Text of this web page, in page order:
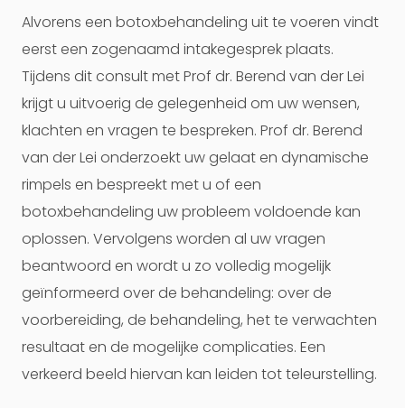
Alvorens een botoxbehandeling uit te voeren vindt
eerst een zogenaamd intakegesprek plaats.
Tijdens dit consult met Prof dr. Berend van der Lei
krijgt u uitvoerig de gelegenheid om uw wensen,
klachten en vragen te bespreken. Prof dr. Berend
van der Lei onderzoekt uw gelaat en dynamische
rimpels en bespreekt met u of een
botoxbehandeling uw probleem voldoende kan
oplossen. Vervolgens worden al uw vragen
beantwoord en wordt u zo volledig mogelijk
geïnformeerd over de behandeling: over de
voorbereiding, de behandeling, het te verwachten
resultaat en de mogelijke complicaties. Een
verkeerd beeld hiervan kan leiden tot teleurstelling.